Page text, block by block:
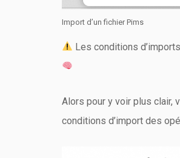
Import d’un fichier Pims
Les conditions
Alors pour y voir plus clair,
conditions d’import des